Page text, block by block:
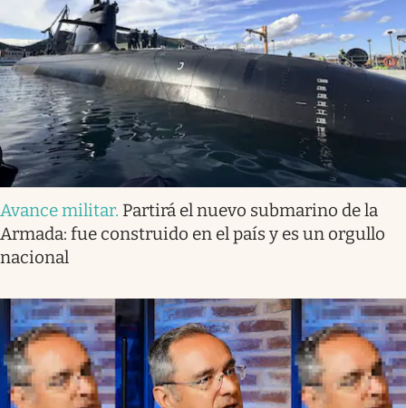
Avance militar. Partirá el nuevo submarino de la
Armada: fue construido en el país y es un orgullo
nacional